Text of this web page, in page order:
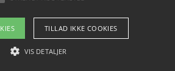
Blog Betingelser
TILLAD IKKE COOKIES
VIS DETALJER